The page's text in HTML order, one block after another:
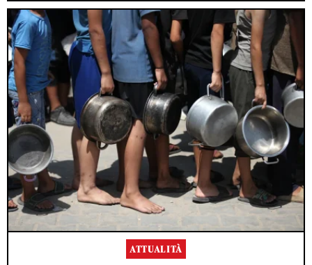
ATTUALITÀ